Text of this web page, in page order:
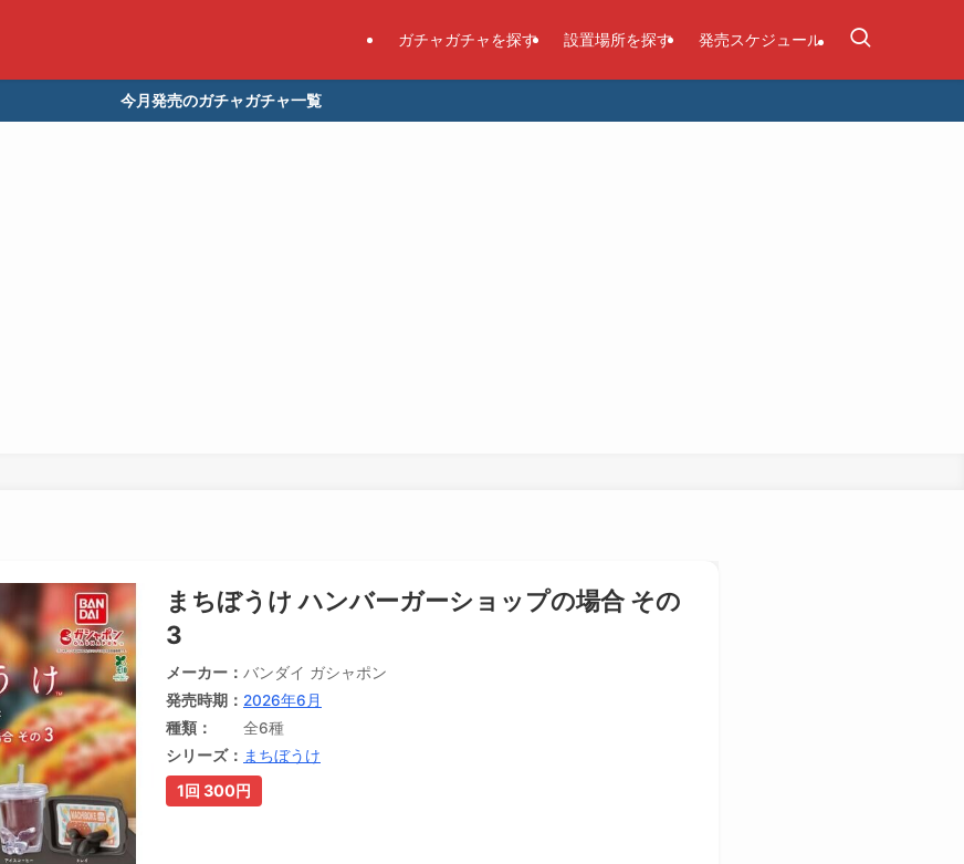
ガチャガチャを探す 設置場所を探す 発売スケジュール
今月発売のガチャガチャ一覧
まちぼうけ ハンバーガーショップの場合 その
3
メーカー
バンダイ ガシャポン
発売時期
2026年6月
種類
全6種
シリーズ
まちぼうけ
1回 300円